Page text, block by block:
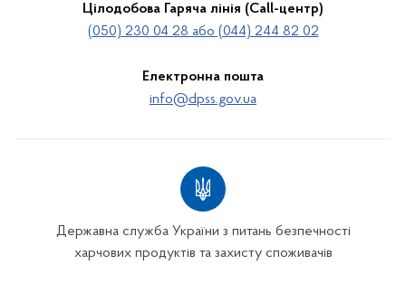
Цілодобова Гаряча лінія (Call-центр)
(050) 230 04 28 або (044) 244 82 02
Електронна пошта
info@dpss.gov.ua
Державна служба України з питань безпечності
харчових продуктів та захисту споживачів